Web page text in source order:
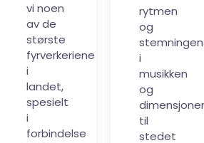
vi noen
av de
største
fyrverkeriene
i
landet,
spesielt
i
forbindelse
rytmen
og
stemningen
i
musikken
og
til
stedet